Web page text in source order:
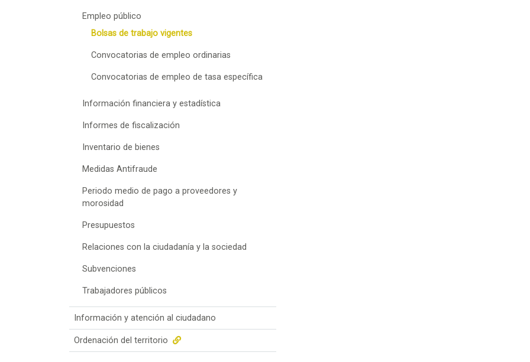
Empleo público
Bolsas de trabajo vigentes
Convocatorias de empleo ordinarias
Convocatorias de empleo de tasa específica
Información financiera y estadística
Informes de fiscalización
Inventario de bienes
Medidas Antifraude
Periodo medio de pago a proveedores y
morosidad
Presupuestos
Relaciones con la ciudadanía y la sociedad
Subvenciones
Trabajadores públicos
Información y atención al ciudadano
Ordenación del territorio